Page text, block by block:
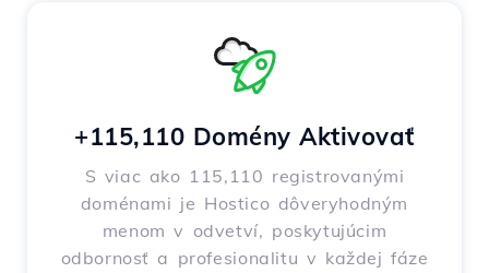
+115,110 Domény Aktivovať
S viac ako 115,110 registrovanými
doménami je Hostico dôveryhodným
menom v odvetví, poskytujúcim
odbornosť a profesionalitu v každej fáze